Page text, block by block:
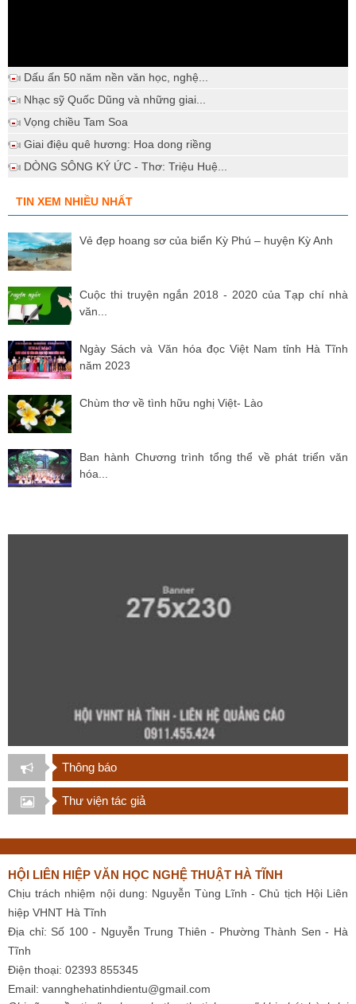
Dấu ấn 50 năm nền văn học, nghệ...
Nhạc sỹ Quốc Dũng và những giai...
Vọng chiều Tam Soa
Giai điệu quê hương: Hoa dong riềng
DÒNG SÔNG KÝ ỨC - Thơ: Triệu Huệ...
TIN XEM NHIỀU NHẤT
Vẻ đẹp hoang sơ của biển Kỳ Phú – huyện Kỳ Anh
Cuộc thi truyện ngắn 2018 - 2020 của Tạp chí nhà
văn...
Ngày Sách và Văn hóa đọc Việt Nam tỉnh Hà Tĩnh
năm 2023
Chùm thơ về tình hữu nghị Việt- Lào
Ban hành Chương trình tổng thể về phát triển văn
hóa...
Thông báo
Thư viện tác giả
HỘI LIÊN HIỆP VĂN HỌC NGHỆ THUẬT HÀ TĨNH
Chịu trách nhiệm nội dung: Nguyễn Tùng Lĩnh - Chủ tịch Hội Liên
hiệp VHNT Hà Tĩnh
Địa chỉ: Số 100 - Nguyễn Trung Thiên - Phường Thành Sen - Hà
Tĩnh
Điện thoại: 02393 855345
Email: vannghehatinhdientu@gmail.com